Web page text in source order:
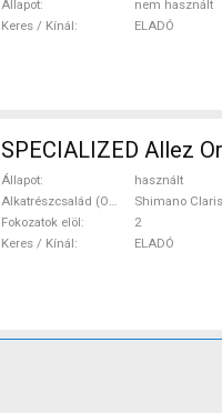
Állapot
nem használt
Keres / Kínál
ELADÓ
SPECIALIZED Allez
Állapot
használt
Alkatrészcsalád (Outi)
Shimano Claris
Fokozatok elöl
2
Keres / Kínál
ELADÓ